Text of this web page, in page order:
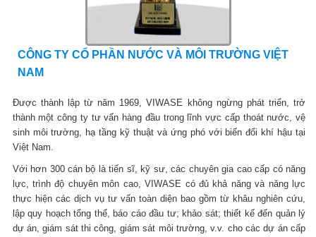
CÔNG TY CỔ PHẦN NƯỚC VÀ MÔI TRƯỜNG VIỆT
NAM
Được thành lập từ năm 1969, VIWASE không ngừng phát triển, trở
thành một công ty tư vấn hàng đầu trong lĩnh vực cấp thoát nước, vệ
sinh môi trường, hạ tầng kỹ thuật và ứng phó với biến đổi khí hậu tại
Việt Nam.
Với hơn 300 cán bộ là tiến sĩ, kỹ sư, các chuyên gia cao cấp có năng
lực, trình độ chuyên môn cao, VIWASE có đủ khả năng và năng lực
thực hiện các dịch vụ tư vấn toàn diện bao gồm từ khâu nghiên cứu,
lập quy hoạch tổng thể, báo cáo đầu tư; khảo sát; thiết kế đến quản lý
dự án, giám sát thi công, giám sát môi trường, v.v. cho các dự án cấp